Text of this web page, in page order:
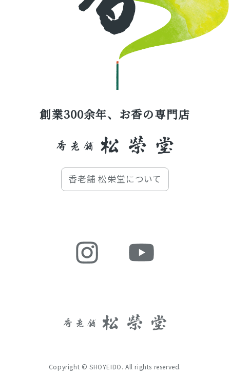
創業300余年、お香の専門店
香老舗 松栄堂について
Copyright © SHOYEIDO. All rights reserved.